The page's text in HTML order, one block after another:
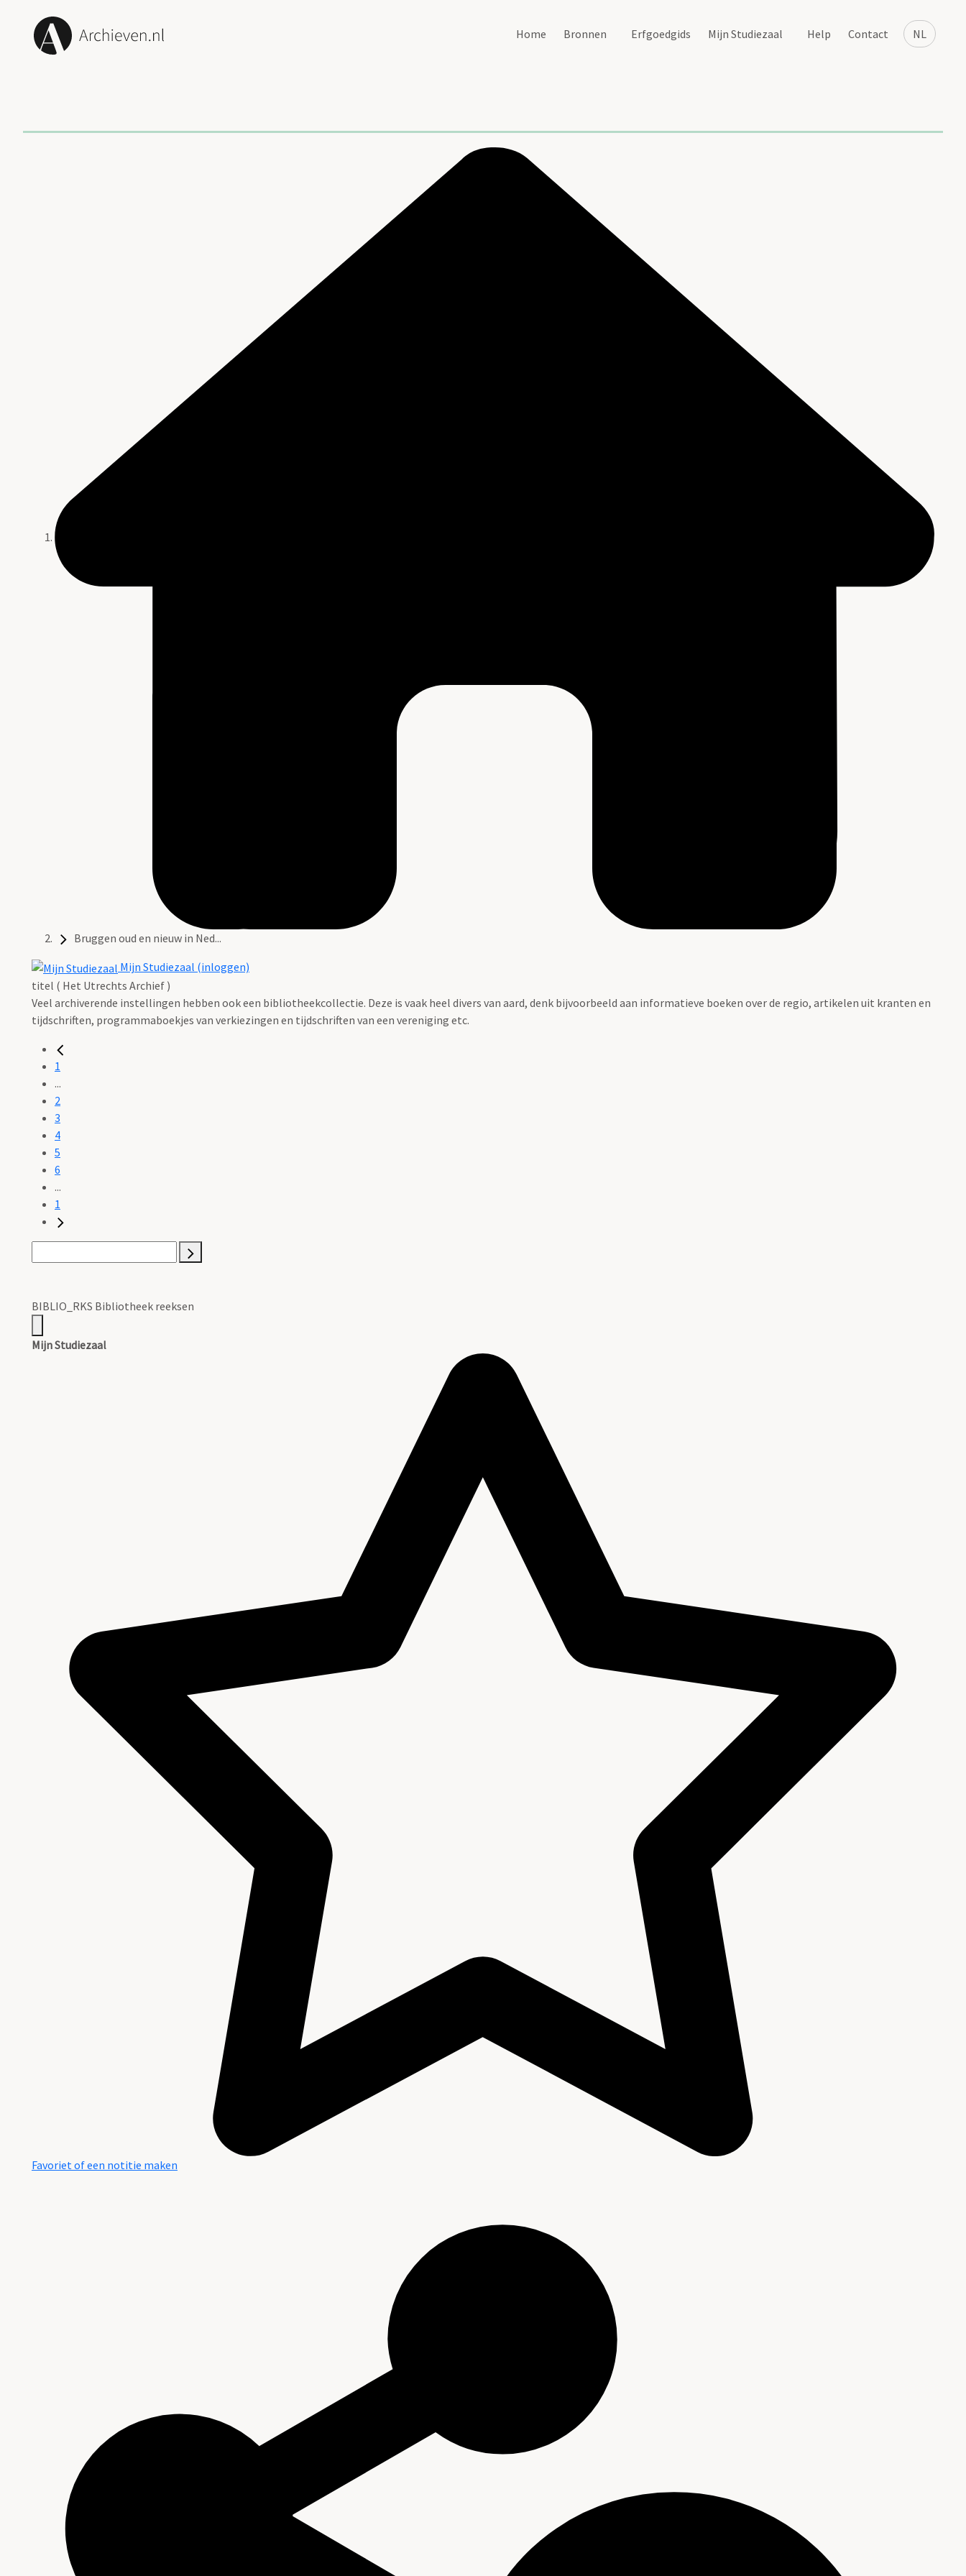
NL
Home Bronnen Erfgoedgids Mijn Studiezaal Help Contact
Bruggen oud en nieuw in Ned...
Mijn Studiezaal (inloggen)
titel ( Het Utrechts Archief )
Veel archiverende instellingen hebben ook een bibliotheekcollectie. Deze is vaak heel divers van aard, denk bijvoorbeeld aan informatieve boeken over de regio, artikelen uit kranten en
tijdschriften, programmaboekjes van verkiezingen en tijdschriften van een vereniging etc.
1
...
2
3
4
5
6
...
1
BIBLIO_RKS Bibliotheek reeksen
Mijn Studiezaal
Favoriet of een notitie maken